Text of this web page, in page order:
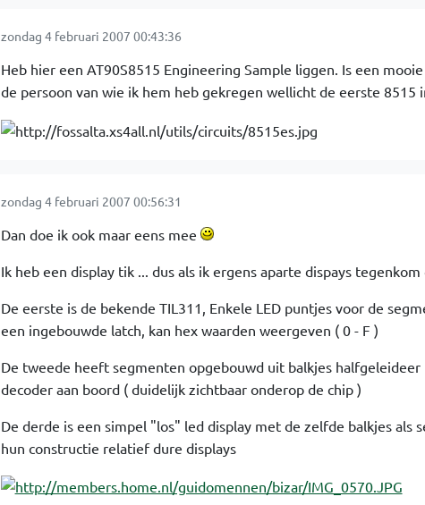
zondag 4 februari 2007 00:43:36
Heb hier een AT90S8515 Engineering Sample liggen. Is een
de persoon van wie ik hem heb gekregen wellicht de eerste 8515
zondag 4 februari 2007 00:56:31
Dan doe ik ook maar eens mee
Ik heb een display tik ... dus als ik ergens aparte dispays tegenkom
De eerste is de bekende TIL311, Enkele LED puntjes voor de
een ingebouwde latch, kan hex waarden weergeven ( 0 - F )
De tweede heeft segmenten opgebouwd uit balkjes
decoder aan boord ( duidelijk zichtbaar onderop de chip )
De derde is een simpel "los" led display met de zelfde balkjes als
hun constructie relatief dure displays